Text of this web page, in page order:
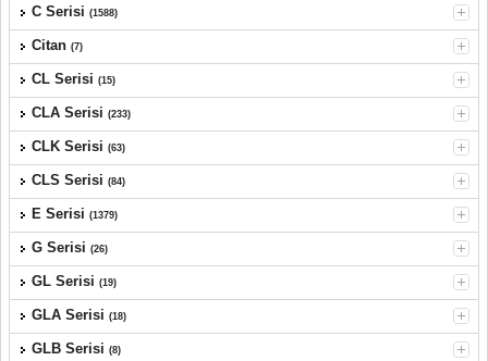
C Serisi (1588)
Citan (7)
CL Serisi (15)
CLA Serisi (233)
CLK Serisi (63)
CLS Serisi (84)
E Serisi (1379)
G Serisi (26)
GL Serisi (19)
GLA Serisi (18)
GLB Serisi (8)